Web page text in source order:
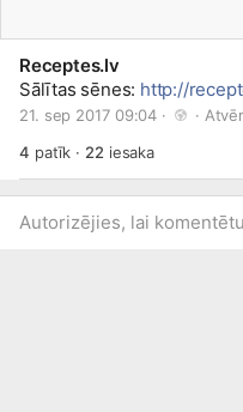
Receptes.lv
Sālītas sēnes: http://
21. sep 2017 09:04 · ·
4 patīk · 22 iesaka
Autorizējies, lai komentētu